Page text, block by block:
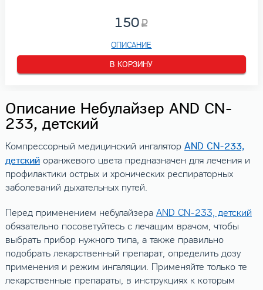
150
ОПИСАНИЕ
В КОРЗИНУ
Описание Небулайзер AND CN-
233, детский
Компрессорный медицинский ингалятор AND CN-233,
детскийоранжевого цвета предназначен для лечения и
профилактики острых и хронических респираторных
заболеваний дыхательных путей.
Перед применением небулайзера AND CN-233, детский
обязательно посоветуйтесь с лечащим врачом, чтобы
выбрать прибор нужного типа, а также правильно
подобрать лекарственный препарат, определить дозу
применения и режим ингаляции. Применяйте только те
лекарственные препараты, в инструкциях к которым